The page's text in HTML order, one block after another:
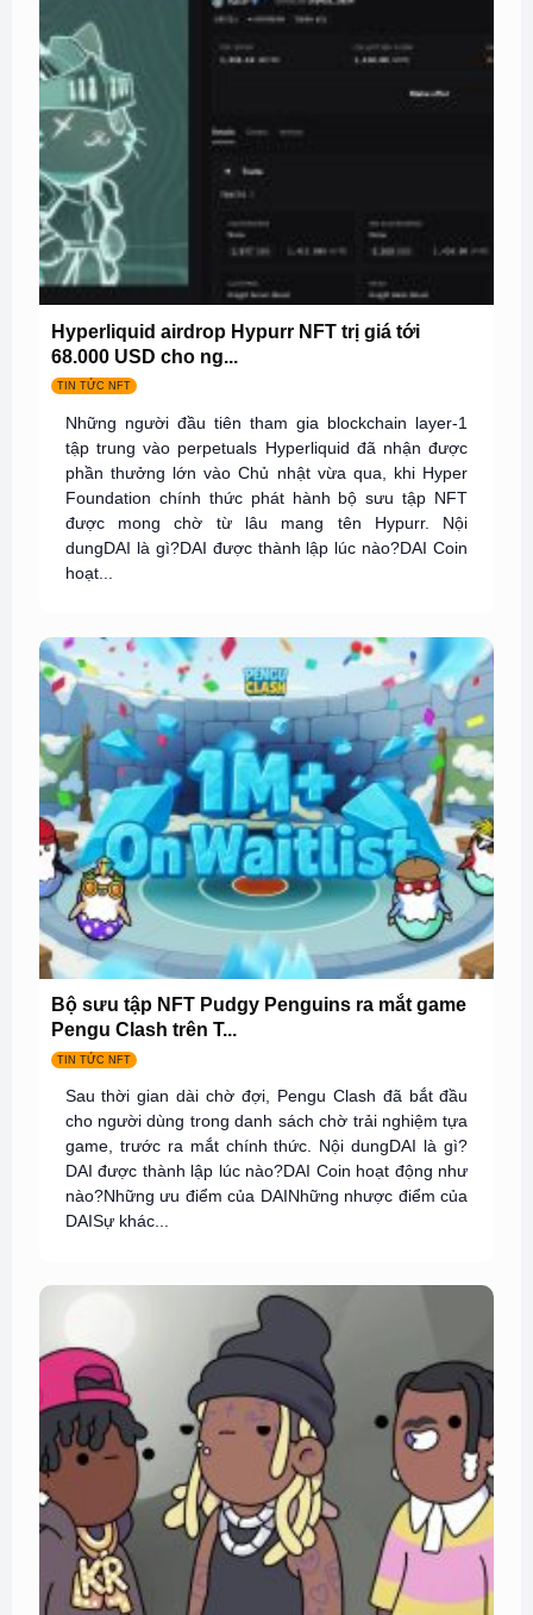
Hyperliquid airdrop Hypurr NFT trị giá tới
68.000 USD cho ng...
TIN TỨC NFT
Những người đầu tiên tham gia blockchain layer-1
tập trung vào perpetuals Hyperliquid đã nhận được
phần thưởng lớn vào Chủ nhật vừa qua, khi Hyper
Foundation chính thức phát hành bộ sưu tập NFT
được mong chờ từ lâu mang tên Hypurr. Nội
dungDAI là gì?DAI được thành lập lúc nào?DAI Coin
hoạt...
Bộ sưu tập NFT Pudgy Penguins ra mắt game
Pengu Clash trên T...
TIN TỨC NFT
Sau thời gian dài chờ đợi, Pengu Clash đã bắt đầu
cho người dùng trong danh sách chờ trải nghiệm tựa
game, trước ra mắt chính thức. Nội dungDAI là gì?
DAI được thành lập lúc nào?DAI Coin hoạt động như
nào?Những ưu điểm của DAINhững nhược điểm của
DAISự khác...